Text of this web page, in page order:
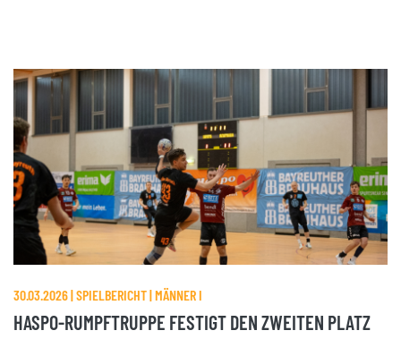
30.03.2026 | SPIELBERICHT | MÄNNER I
HASPO-RUMPFTRUPPE FESTIGT DEN ZWEITEN PLATZ